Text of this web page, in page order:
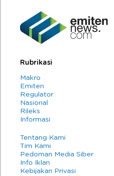
Rubrikasi
Makro
Emiten
Regulator
Nasional
Rileks
Informasi
Tentang Kami
Tim Kami
Pedoman Media Siber
Info Iklan
Kebijakan Privasi